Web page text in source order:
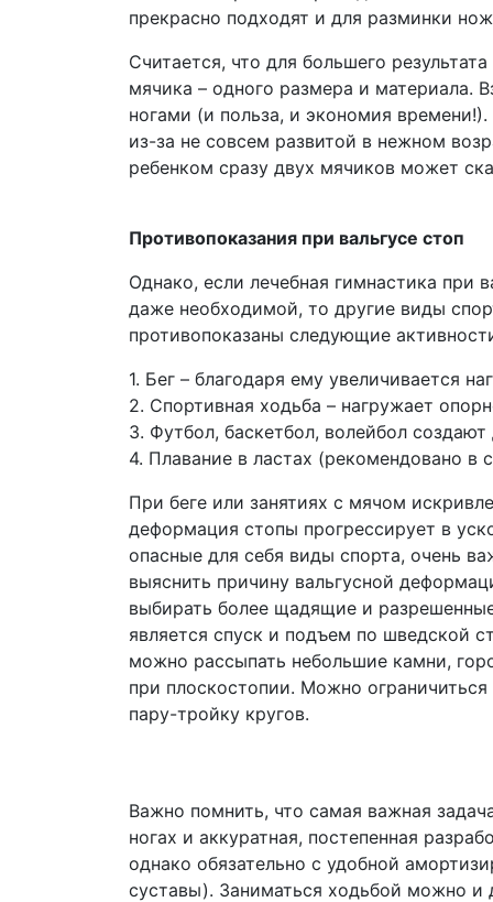
прекрасно подходят и для разминки
Считается, что для большего
мячика – одного размера и материала.
ногами (и польза, и экономия
из-за не совсем развитой в нежном
ребенком сразу двух мячиков может
Противопоказания при вальгусе стоп
Однако, если лечебная гимнастика при
даже необходимой, то другие виды
противопоказаны следующие
1. Бег – благодаря ему увеличивается
2. Спортивная ходьба – нагружает
3. Футбол, баскетбол, волейбол
4. Плавание в ластах (рекомендовано в
При беге или занятиях с мячом
деформация стопы прогрессирует в
опасные для себя виды спорта, очень
выяснить причину вальгусной
выбирать более щадящие и
является спуск и подъем по шведской
можно рассыпать небольшие камни,
при плоскостопии. Можно
пару-тройку кругов.
Важно помнить, что самая важная
ногах и аккуратная, постепенная
однако обязательно с удобной
суставы). Заниматься ходьбой можно